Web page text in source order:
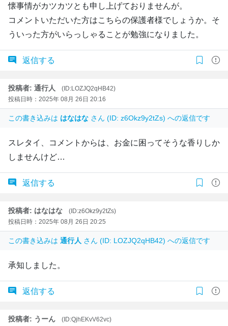
懐事情がカツカツとも申し上げておりませんが。
コメントいただいた方はこちらの保護者様でしょうか。そ
ういった方がいらっしゃることが勉強になりました。
返信する
投稿者: 通行人
(ID:LOZJQ2qHB42)
投稿日時：2025年 08月 26日 20:16
この書き込みは はなはな さん (ID: z6Okz9y2tZs) への返信です
スレタイ、コメントからは、お金に困ってそうな香りしか
しませんけど…
返信する
投稿者: はなはな
(ID:z6Okz9y2tZs)
投稿日時：2025年 08月 26日 20:25
この書き込みは 通行人 さん (ID: LOZJQ2qHB42) への返信です
承知しました。
返信する
投稿者: うーん (ID:QjhEKvV62vc)